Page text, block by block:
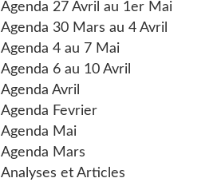
Agenda 27 Avril au 1er Mai
Agenda 30 Mars au 4 Avril
Agenda 4 au 7 Mai
Agenda 6 au 10 Avril
Agenda Avril
Agenda Fevrier
Agenda Mai
Agenda Mars
Analyses et Articles